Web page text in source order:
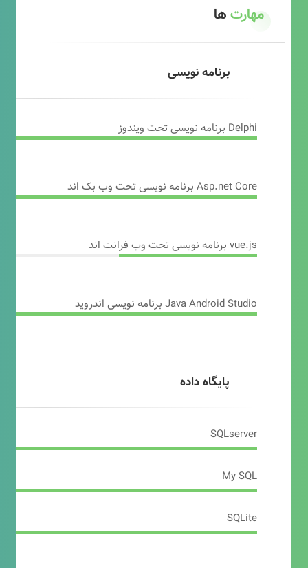
مهارتها
برنامه نویسی
Delphi برنامه نویسی تحت ویندوز
Asp.net Core برنامه نویسی تحت وب بک اند
vue.js برنامه نویسی تحت وب فرانت اند
Java Android Studio برنامه نویسی اندروید
پایگاه داده
SQLserver
My SQL
SQLite